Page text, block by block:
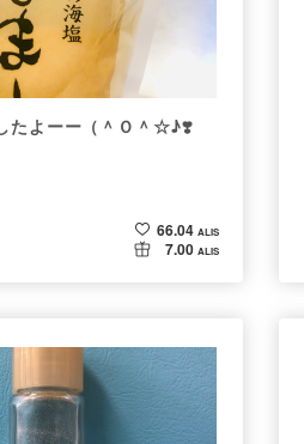
たよーー（＾Ｏ＾☆♪❣️
66.04 ALIS
7.00 ALIS